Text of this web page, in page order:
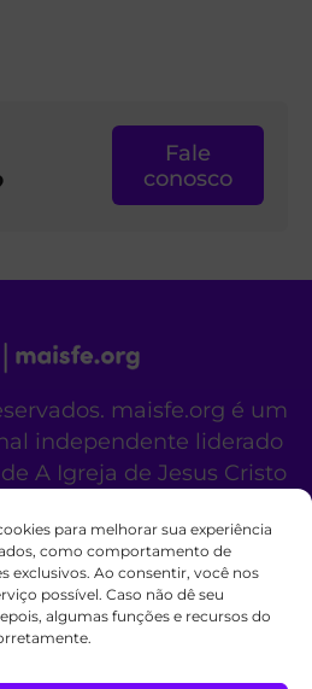
para melhorar sua experiência
como comportamento de
exclusivos. Ao consentir, você nos
possível. Caso não dê seu
algumas funções e recursos do
Fale
conosco
maisfe.org é um
independente liderado
A Igreja de Jesus Cristo
oficial da organização
acima.
Políticas de Cookies